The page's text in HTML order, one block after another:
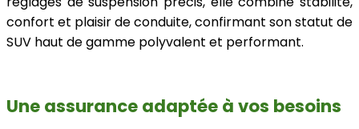
confort et plaisir de conduite, confirmant son statut de
SUV haut de gamme polyvalent et performant.
Une assurance adaptée à vos besoins